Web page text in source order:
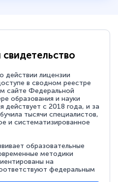
действии лицензии
в сводном реестре
сайте Федеральной
образования и науки
действует с 2018 года, и за
тысячи специалистов,
и систематизированное
образовательные
методики
на
федеральным